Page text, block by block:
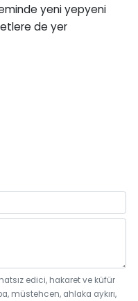
yeni yepyeni
de yer
edici, hakaret ve küfür
müstehcen, ahlaka aykırı,